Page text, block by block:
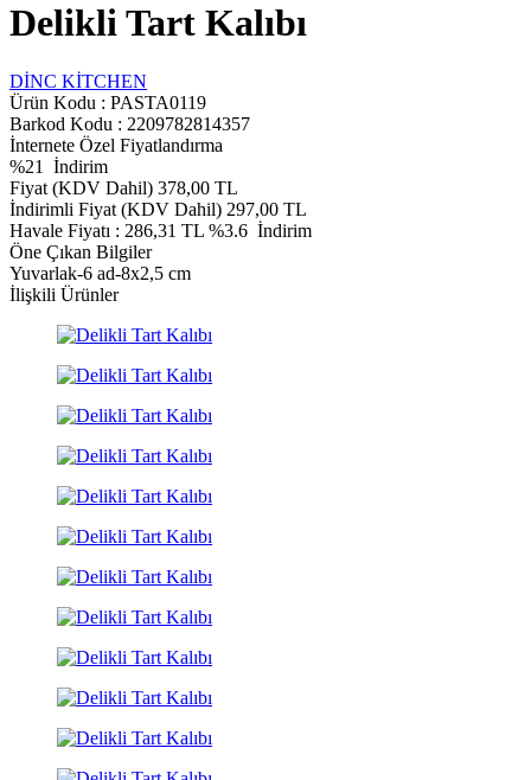
Delikli Tart Kalıbı
DİNC KİTCHEN
Ürün Kodu : PASTA0119
Barkod Kodu : 2209782814357
İnternete Özel Fiyatlandırma
%21
İndirim
Fiyat (KDV Dahil) 378,00 TL
İndirimli Fiyat (KDV Dahil) 297,00 TL
Havale Fiyatı : 286,31 TL %3.6 İndirim
Öne Çıkan Bilgiler
Yuvarlak-6 ad-8x2,5 cm
İlişkili Ürünler